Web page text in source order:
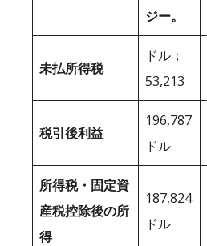
ジー。
未払所得税
ドル；
53,213
税引後利益
196,787
ドル
所得税・固定資
産税控除後の所
得
187,824
ドル